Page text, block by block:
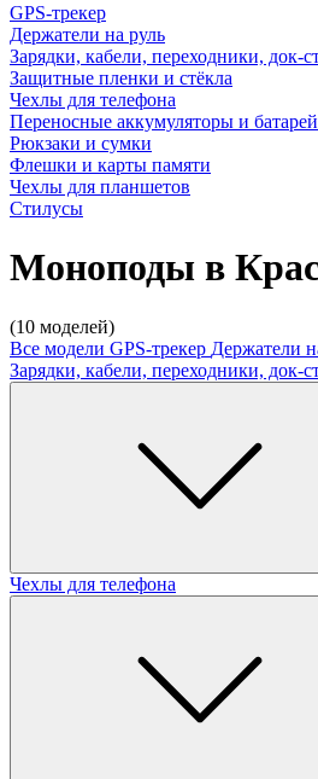
GPS-трекер
Держатели на руль
Зарядки, кабели, переходники, док-
Защитные пленки и стёкла
Чехлы для телефона
Переносные аккумуляторы и
Рюкзаки и сумки
Флешки и карты памяти
Чехлы для планшетов
Стилусы
Моноподы в
(10 моделей)
Все модели GPS-трекер Держатели
Зарядки, кабели, переходники, док-
Чехлы для телефона